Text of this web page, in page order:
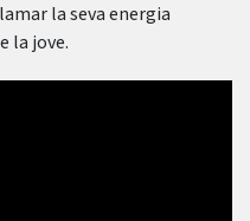
la seva energia
la jove.